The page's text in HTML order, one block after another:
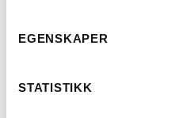
EGENSKAPER
STATISTIKK